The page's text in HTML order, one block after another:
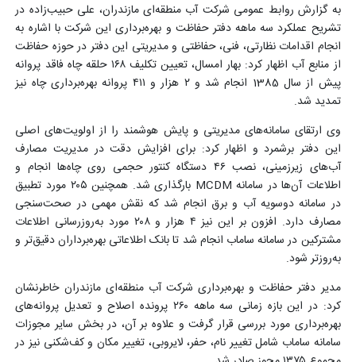
به گزارش روابط عمومی شرکت آب منطقه‌ای مازندران، علی حبیب‌زاده در
تشریح عملکرد سه ماهه دفتر حفاظت و بهره‌برداری این شرکت با اشاره به
انجام اقدامات نظارتی، فنی، حفاظتی و مدیریتی این دفتر در حوزه حفاظت
از منابع آب اظهار کرد: بهار امسال، تعیین تکلیف ۱۶۸ حلقه چاه فاقد پروانه
پیش از سال 1385 انجام شد و ۲ هزار و ۴۱۱ پروانه بهره‌برداری چاه نیز
تمدید شد.
وی ارتقای سامانه‌های مدیریتی و پایش هوشمند را از اولویت‌های اصلی
این دفتر برشمرد و اظهار کرد: برای افزایش دقت در مدیریت مصارف
آب‌های زیرزمینی، نصب ۴۶ دستگاه کنتور حجمی روی چاه‌ها انجام و
اطلاعات آن‌ها در سامانه MCDM بارگذاری شد. همچنین ۲۰۵ مورد تطبیق
در سامانه دوسویه آب و برق انجام شد که نقش مهمی در صحت‌سنجی
مصارف دارد. افزون بر این نیز ۴ هزار و ۲۰۸ مورد به‌روزرسانی اطلاعات
مشترکین در سامانه ساماب انجام شد تا بانک اطلاعاتی بهره‌برداران دقیق‌تر و
به‌روزتر شود.
مدیر دفتر حفاظت و بهره‌برداری شرکت آب منطقه‌ای مازندران خاطرنشان
کرد: در این بازه زمانی سه ماهه ۲۶۰ پرونده اصلاح و تعدیل پروانه‌های
بهره‌برداری مورد بررسی قرار گرفت و علاوه بر آن، در بخش سایر مجوزات
سامانه ساماب شامل تغییر نام، حفر، لایروبی، تغییر مکان و کف‌شکنی نیز در